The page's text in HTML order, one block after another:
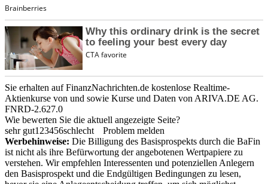
Sie erhalten auf FinanzNachrichten.de kostenlose Realtime-
Aktienkurse von und sowie Kurse und Daten von ARIVA.DE AG.
FNRD-2.627.0
Wie bewerten Sie die aktuell angezeigte Seite?
sehr gut1 23456schlecht
Problem melden
Werbehinweise: Die Billigung des Basisprospekts durch die BaFin
ist nicht als ihre Befürwortung der angebotenen Wertpapiere zu
verstehen. Wir empfehlen Interessenten und potenziellen Anlegern
den Basisprospekt und die Endgültigen Bedingungen zu lesen,